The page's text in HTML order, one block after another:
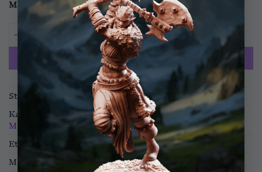
Malzeme Standart ABS
Templar of Ruin 1 adet
SEPETE EKLE
Stok kodu:MF-2212-MIN-21
Kategoriler:
Minyatürler,RPG Minyatürleri,Wargame
Minyatürleri
Etiketler:
Legion of Steel
Marka:Mammoth Factory